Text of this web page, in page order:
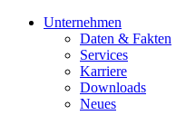
Unternehmen
Daten & Fakten
Services
Karriere
Downloads
Neues